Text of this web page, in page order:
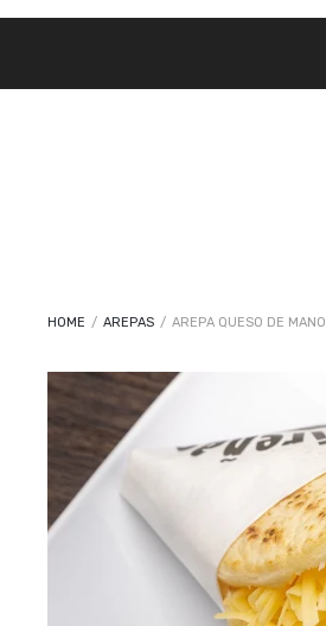
HOME / AREPAS / AREPA QUESO DE MANO